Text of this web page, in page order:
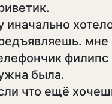
иначально
мне
была.
что ещё